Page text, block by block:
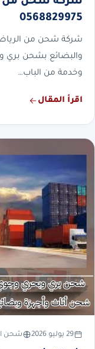
0568829975
شركة شحن من
والبضائع بشحن بري
وخدمة من الباب…
اقرأ المقال
29 يوليو 2026 شحن